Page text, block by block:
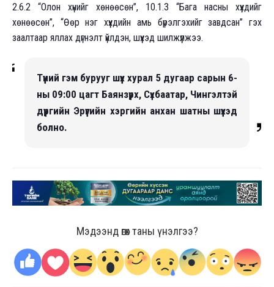
2.6.2 “Олон хүнийг хөнөөсөн”, 10.1.3 “Бага насны хүүхдийг
хөнөөсөн”, “Өөр нэг хүүхдийн амь бүрэлгэхийг завдсан” гэх
заалтаар яллах дүгнэлт үйлдэн, шүүхэд шилжүүлжээ.
Түүний гэм бурууг шүүх хурал 5 дугаар сарын 6-
ны 09:00 цагт Баянзүрх, Сүхбаатар, Чингэлтэй
дүүргийн Эрүүгийн хэргийн анхан шатны шүүхэд
болно.
Мэдээнд өгөх таны үнэлгээ?